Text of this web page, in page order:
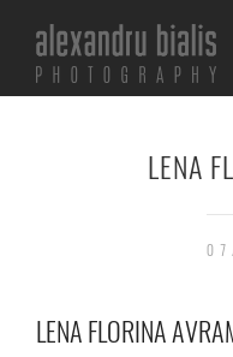
LENA
LENA FLORINA